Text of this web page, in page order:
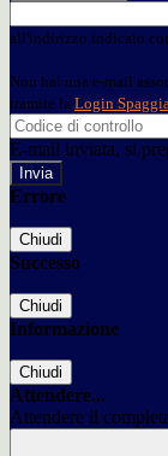
all'indirizzo indicato
Non hai una e-mail
tramite la Login
E-mail inviata, si
Errore
Chiudi
Successo
Chiudi
Informazione
Chiudi
Attendere...
Attendere il